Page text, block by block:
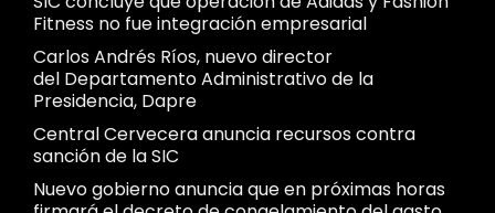
Fitness no fue integración empresarial
Carlos Andrés Ríos, nuevo director
del Departamento Administrativo de la
Presidencia, Dapre
Central Cervecera anuncia recursos contra
sanción de la SIC
Nuevo gobierno anuncia que en próximas horas